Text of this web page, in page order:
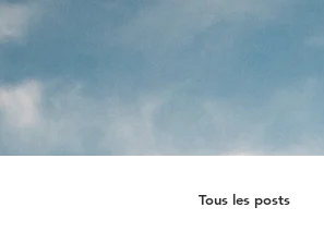
Tous les posts